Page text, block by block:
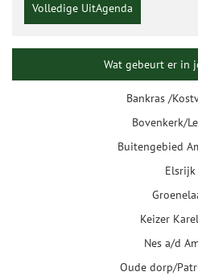
Volledige UitAgenda
Wat gebeurt er in
Bankras /
Bovenkerk/
Buitengebied
Elsrijk
Keizer
Nes a/d
Oude dorp/